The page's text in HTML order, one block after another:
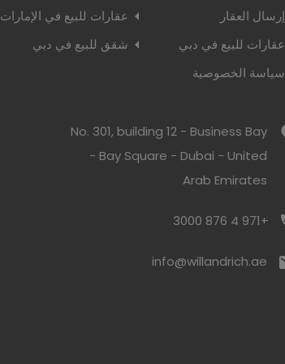
إرسال العقار
عقارات للبيع في الإمارات
عقارات للبيع في دبي
شقق للبيع في دبي
سياسة الخصوصية
No. 301, building 12 - Business Bay
- Bay Square - Dubai - United
Arab Emirates
+971 4 876 3000
info@willandrich.ae